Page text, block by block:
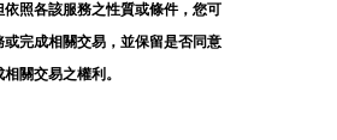
照各該服務之性質或條件，您可
完成相關交易，並保留是否同意
關交易之權利。